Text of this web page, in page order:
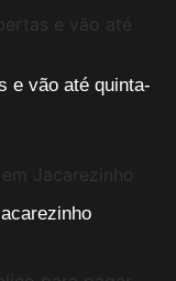
e vão até quinta-